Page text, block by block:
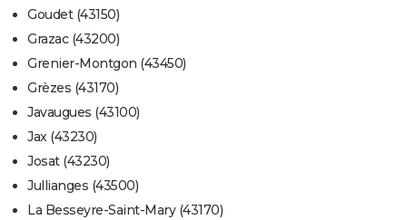
Goudet (43150)
Grazac (43200)
Grenier-Montgon (43450)
Grèzes (43170)
Javaugues (43100)
Jax (43230)
Josat (43230)
Jullianges (43500)
La Besseyre-Saint-Mary (43170)